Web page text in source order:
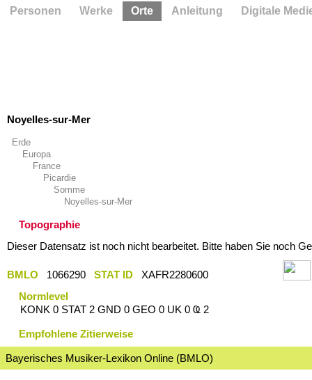
Noyelles-sur-Mer
Erde
Europa
France
Picardie
Somme
Noyelles-sur-Mer
Topographie
Dieser Datensatz ist noch nicht bearbeitet. Bitte haben Sie noch
BMLO 1066290 STAT ID
XAFR2280600
Normlevel
KONK 0 STAT 2 GND 0 GEO 0 UK 0 Ҩ 2
Empfohlene Zitierweise
Bayerisches Musiker-Lexikon Online (BMLO)
Personen Werke Orte Anleitung Digitale